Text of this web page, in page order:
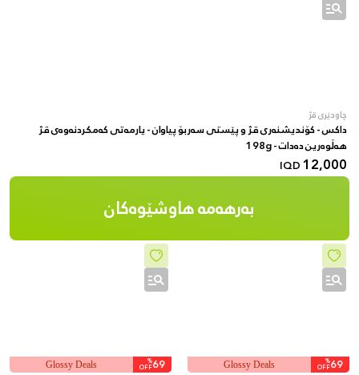
چاودێری قژ
داكس - کۆندیشنەری قژ و پێستی سەربۆ پیاوان - یارمەتی کەمکردنەوەی قژ
هەڵوەرین دەدات - 198g
12,000
IQD
بەرهەمە هاوشێوەکان
69
%
OFF
Glossy Deals
69
%
OFF
Glossy Deals